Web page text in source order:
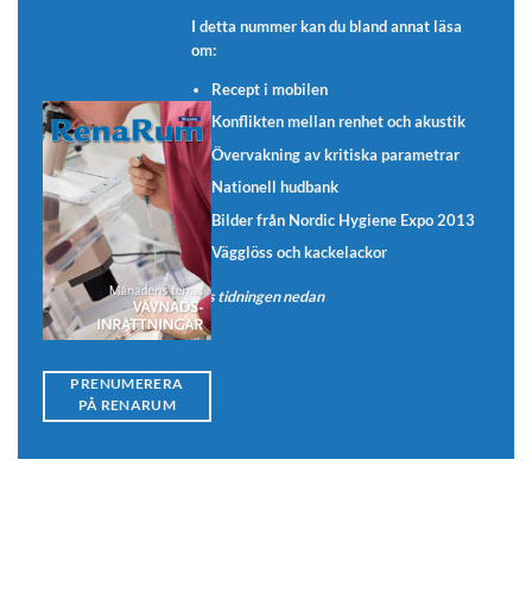
I detta nummer kan du bland annat läsa
om:
Recept i mobilen
Konflikten mellan renhet och akustik
Övervakning av kritiska parametrar
Nationell hudbank
Bilder från Nordic Hygiene Expo 2013
Vägglöss och kackelackor
Läs tidningen nedan
PRENUMERERA
PÅ RENARUM